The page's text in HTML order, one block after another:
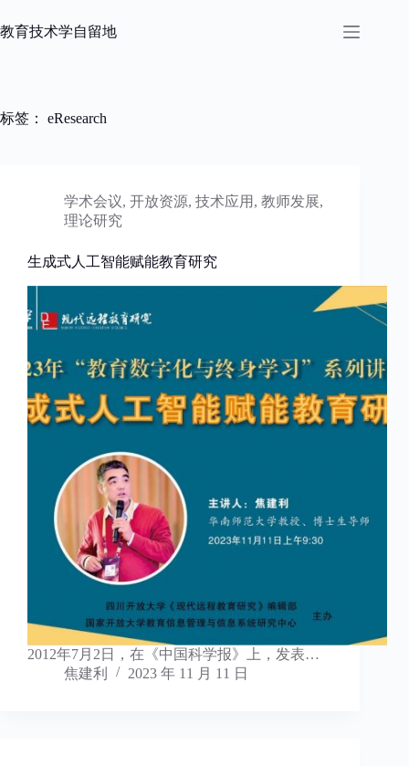
过
教育技术学自留地
标签： eResearch
学术会议, 开放资源, 技术应用 , 教师发展,
理论研究
生成式人工智能赋能教育研究
2012年7月2日，在《中国科学报》上，发表…
焦建利
2023 年 11 月 11 日